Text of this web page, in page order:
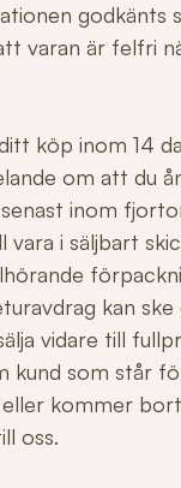
godkänts
varan är felfri
köp inom 14
om att du
inom
vara i säljbart
kan
vidare till
kund som står
eller kommer
oss.